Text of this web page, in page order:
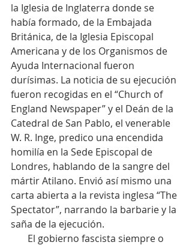
la Iglesia de Inglaterra donde se
había formado, de la Embajada
Británica, de la Iglesia Episcopal
Americana y de los Organismos de
Ayuda Internacional fueron
durísimas. La noticia de su ejecución
fueron recogidas en el “Church of
England Newspaper” y el Deán de la
Catedral de San Pablo, el venerable
W. R. Inge, predico una encendida
homilía en la Sede Episcopal de
Londres, hablando de la sangre del
mártir Atilano. Envió así mismo una
carta abierta a la revista inglesa “The
Spectator”, narrando la barbarie y la
saña de la ejecución.